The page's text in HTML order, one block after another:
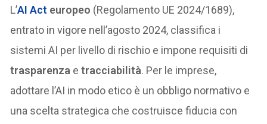
L’AI Act europeo (Regolamento UE 2024/1689),
entrato in vigore nell’agosto 2024, classifica i
sistemi AI per livello di rischio e impone requisiti di
trasparenza etracciabilità. Per le imprese,
adottare l’AI in modo etico è un obbligo normativo e
una scelta strategica che costruisce fiducia con